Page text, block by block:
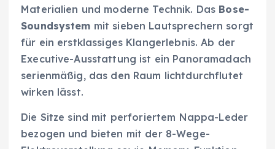
Materialien und moderne Technik. Das Bose-
Soundsystem mit sieben Lautsprechern sorgt
für ein erstklassiges Klangerlebnis. Ab der
Executive-Ausstattung ist ein Panoramadach
serienmäßig, das den Raum lichtdurchflutet
wirken lässt.
Die Sitze sind mit perforiertem Nappa-Leder
bezogen und bieten mit der 8-Wege-